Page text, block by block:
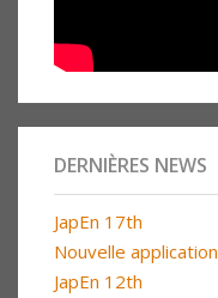
DERNIÈRES NEWS
JapEn 17th
Nouvelle
JapEn 12th